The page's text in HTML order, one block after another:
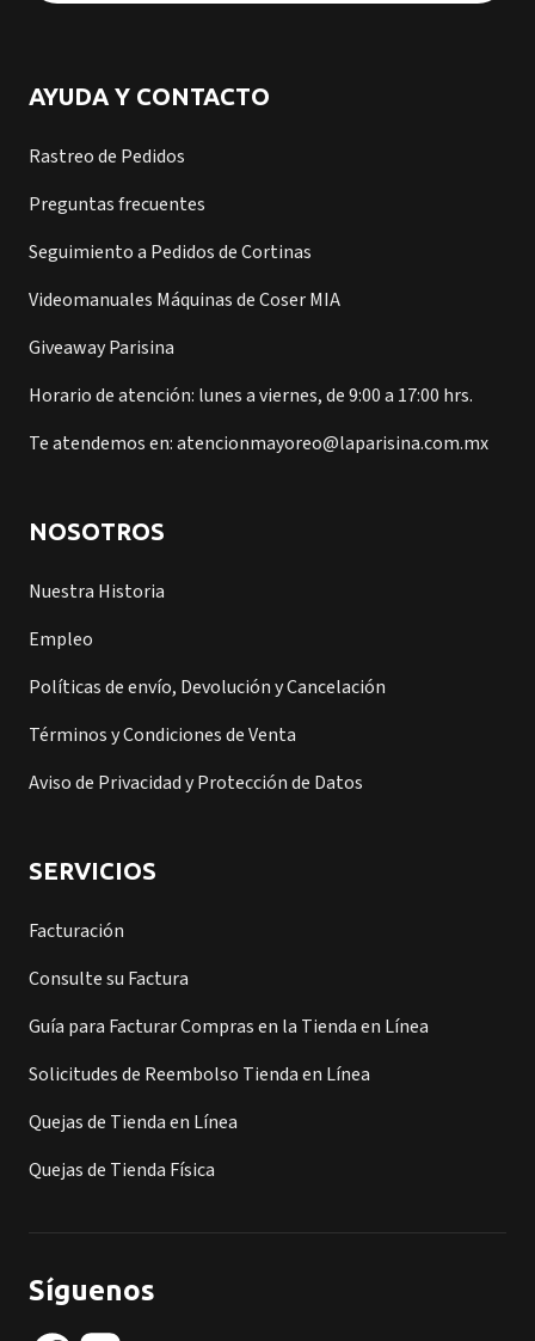
AYUDA Y CONTACTO
Rastreo de Pedidos
Preguntas frecuentes
Seguimiento a Pedidos de Cortinas
Videomanuales Máquinas de Coser MIA
Giveaway Parisina
Horario de atención: lunes a viernes, de 9:00 a 17:00 hrs.
Te atendemos en: atencionmayoreo@laparisina.com.mx
NOSOTROS
Nuestra Historia
Empleo
Políticas de envío, Devolución y Cancelación
Términos y Condiciones de Venta
Aviso de Privacidad y Protección de Datos
SERVICIOS
Facturación
Consulte su Factura
Guía para Facturar Compras en la Tienda en Línea
Solicitudes de Reembolso Tienda en Línea
Quejas de Tienda en Línea
Quejas de Tienda Física
Síguenos